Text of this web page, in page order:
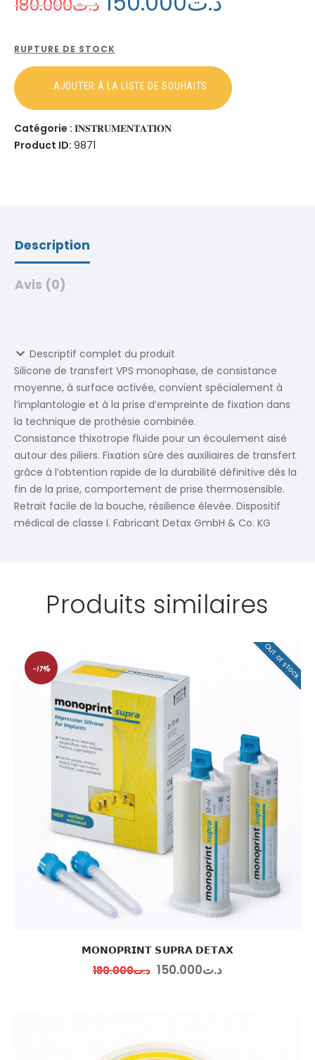
د.ت 180.000
RUPTURE DE STOCK
Catégorie : 𝐈𝐍𝐒𝐓𝐑𝐔𝐌𝐄𝐍𝐓𝐀𝐓𝐈𝐎𝐍
Product ID: 9871
Description
Avis (0)
Descriptif complet du produit
Silicone de transfert VPS monophase, de consistance
moyenne, à surface activée, convient spécialement à
l’implantologie et à la prise d’empreinte de fixation dans
la technique de prothésie combinée.
Consistance thixotrope fluide pour un écoulement aisé
autour des piliers. Fixation sûre des auxiliaires de transfert
grâce à l’obtention rapide de la durabilité définitive dès la
fin de la prise, comportement de prise thermosensible.
Retrait facile de la bouche, résilience élevée. Dispositif
médical de classe I. Fabricant Detax GmbH & Co. KG
Produits similaires
Out of stock
-17%
𝗠𝗢𝗡𝗢𝗣𝗥𝗜𝗡𝗧 𝗦𝗨𝗣𝗥𝗔 𝗗𝗘𝗧𝗔𝗫
د.ت
180.000 د.ت 150.000